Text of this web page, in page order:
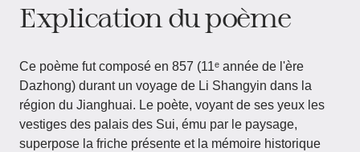
Explication du poème
Ce poème fut composé en 857 (11ᵉ année de l'ère
Dazhong) durant un voyage de Li Shangyin dans la
région du Jianghuai. Le poète, voyant de ses yeux les
vestiges des palais des Sui, ému par le paysage,
superpose la friche présente et la mémoire historique